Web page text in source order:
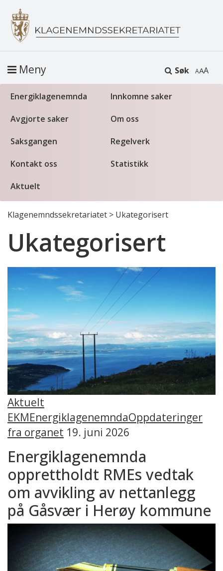
Søk A
Meny
Energiklagenemnda Innkomne saker
Avgjorte saker Om oss
Saksgangen Regelverk
Kontakt oss Statistikk
Aktuelt
Klagenemndssekretariatet > Ukategorisert
Ukategorisert
Aktuelt
EKMEnergiklagenemndaOppdateringer
fra organet 19. juni 2026
Energiklagenemnda
opprettholdt RMEs vedtak
om avvikling av nettanlegg
på Gåsvær i Herøy kommune